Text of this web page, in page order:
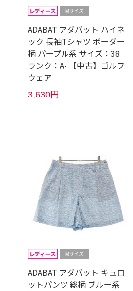
ADABAT アダバット ハイネ
ック 長袖Tシャツ ボーダー
柄 パープル系 サイズ：38
ランク：A- 【中古】ゴルフ
ウェア
3,630円
ADABAT アダバット キュロ
ットパンツ 総柄 ブルー系